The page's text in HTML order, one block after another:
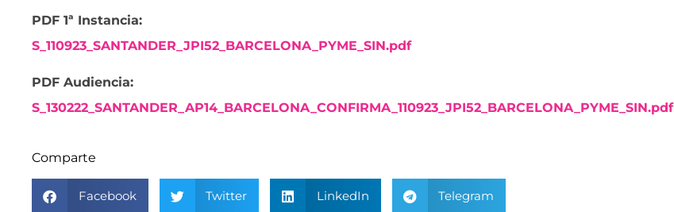
PDF 1ª Instancia:
S_110923_SANTANDER_JPI52_BARCELONA_PYME_SIN.pdf
PDF Audiencia:
S_130222_SANTANDER_AP14_BARCELONA_CONFIRMA_110923_JPI52_BARCELONA_PYME_SIN.pdf
Comparte
Facebook Twitter LinkedIn Telegram